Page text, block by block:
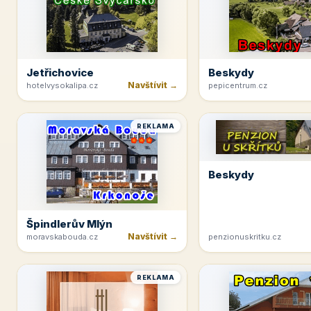
Jetřichovice
hotelvysokalipa.cz Navštívit →
Beskydy
pepicentrum.cz
REKLAMA
Špindlerův Mlýn
moravskabouda.cz Navštívit →
Beskydy
penzionuskritku.cz
REKLAMA